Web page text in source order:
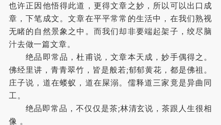
也许正因他悟得此道，更得文章之妙，所以可以出口成
章，下笔成文。文章在平平常常的生活中，在我们熟视
无睹的自然景象之中。而我们却非要端起架子，绞尽脑
汁去做一篇文章。
绝品即常品，杜甫说，文章本天成，妙手偶得之。
佛经里讲，青青翠竹，皆是般若;郁郁黄花，都是佛祖。
庄子说，道在蝼蚁，道在屎溺。儒释道三家竟是异曲同
工。
绝品即常品，不仅仅是茶;林清玄说，茶跟人生很相
像 。